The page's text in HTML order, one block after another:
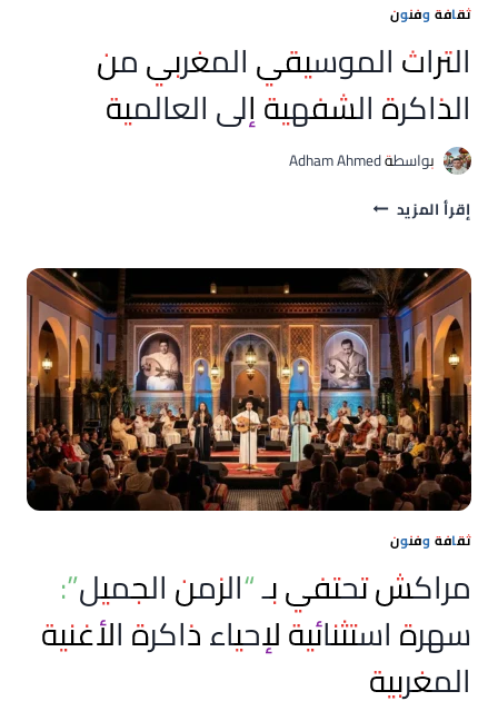
ثقافة وفنون
التراث الموسيقي المغربي من
الذاكرة الشفهية إلى العالمية
بواسطةAdham Ahmed
إقرأ المزيد التراث
من
الذاكرة
الشفهية
إلى
العالمية
ثقافة وفنون
مراكش تحتفي بـ “الزمن الجميل”:
سهرة استثنائية لإحياء ذاكرة الأغنية
المغربية